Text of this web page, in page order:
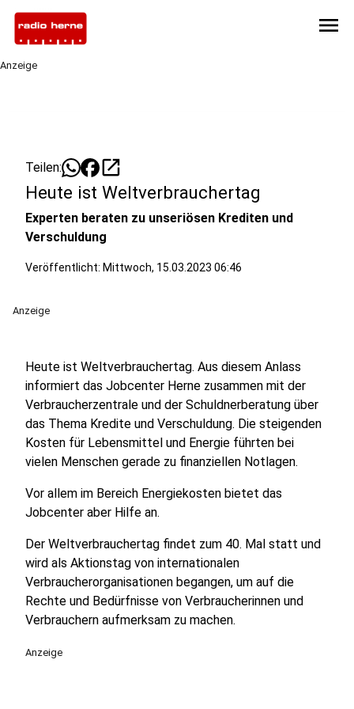
menu
Anzeige
Teilen: open_in_new
Heute ist Weltverbrauchertag
Experten beraten zu unseriösen Krediten und
Verschuldung
Veröffentlicht: Mittwoch, 15.03.2023 06:46
Anzeige
Heute ist Weltverbrauchertag. Aus diesem Anlass
informiert das Jobcenter Herne zusammen mit der
Verbraucherzentrale und der Schuldnerberatung über
das Thema Kredite und Verschuldung. Die steigenden
Kosten für Lebensmittel und Energie führten bei
vielen Menschen gerade zu finanziellen Notlagen.
Vor allem im Bereich Energiekosten bietet das
Jobcenter aber Hilfe an.
Der Weltverbrauchertag findet zum 40. Mal statt und
wird als Aktionstag von internationalen
Verbraucherorganisationen begangen, um auf die
Rechte und Bedürfnisse von Verbraucherinnen und
Verbrauchern aufmerksam zu machen.
Anzeige